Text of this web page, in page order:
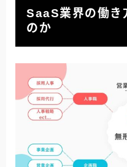
SaaS業界の働き
のか